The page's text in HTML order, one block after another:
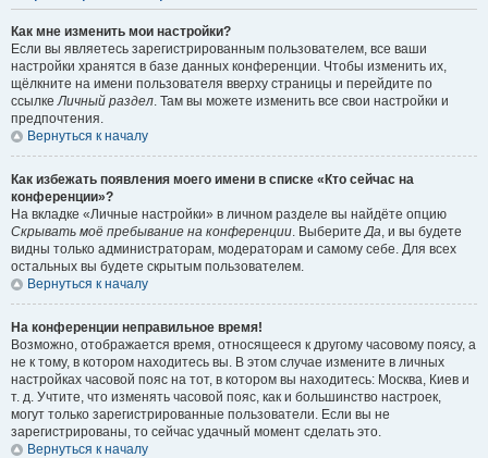
Как мне изменить мои настройки?
Если вы являетесь зарегистрированным пользователем, все ваши
настройки хранятся в базе данных конференции. Чтобы изменить их,
щёлкните на имени пользователя вверху страницы и перейдите по
ссылкеЛичный раздел. Там вы можете изменить все свои настройки и
предпочтения.
Вернуться к началу
Как избежать появления моего имени в списке «Кто сейчас на
конференции»?
На вкладке «Личные настройки» в личном разделе вы найдёте опцию
Скрывать моё пребывание на конференции. ВыберитеДа, и вы будете
видны только администраторам, модераторам и самому себе. Для всех
остальных вы будете скрытым пользователем.
Вернуться к началу
На конференции неправильное время!
Возможно, отображается время, относящееся к другому часовому поясу, а
не к тому, в котором находитесь вы. В этом случае измените в личных
настройках часовой пояс на тот, в котором вы находитесь: Москва, Киев и
т. д. Учтите, что изменять часовой пояс, как и большинство настроек,
могут только зарегистрированные пользователи. Если вы не
зарегистрированы, то сейчас удачный момент сделать это.
Вернуться к началу